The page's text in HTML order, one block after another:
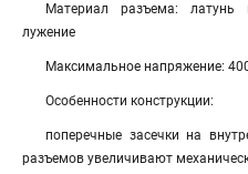
Материал разъема: латунь
лужение
Максимальное напряжение:
Особенности конструкции:
поперечные засечки на
разъемов увеличивают